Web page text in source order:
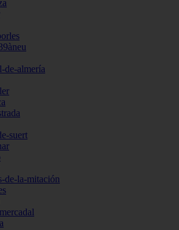
de-almería
suert
de-la-mitación